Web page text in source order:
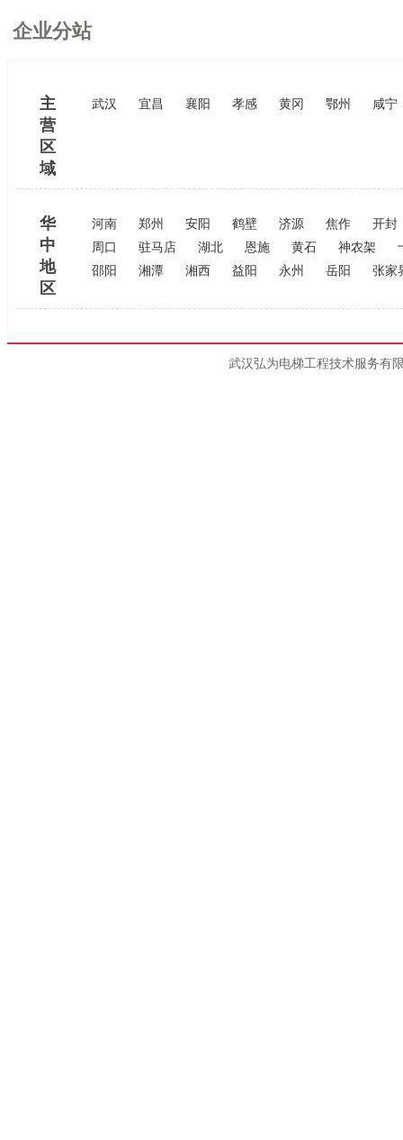
企业分站
主
营
区
域
武汉 宜昌 襄阳 孝感 黄冈 鄂州 咸宁
华
中
地
区
河南 郑州 安阳 鹤壁 济源 焦作
开封
周口
驻马店 湖北 恩施 黄石 神农架
邵阳
湘潭 湘西 益阳 永州 岳阳 张家
武汉弘为电梯工程技术服务有